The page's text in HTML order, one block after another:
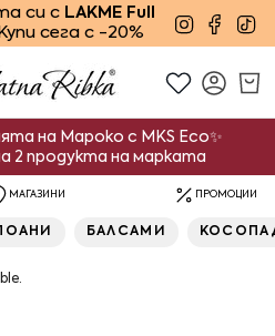
на Мароко с MKS Eco✨
2 продукта на марката
си с LAKME Full
сега с -20%
МАГАЗИНИ ПРОМОЦИИ
БАЛСАМИ